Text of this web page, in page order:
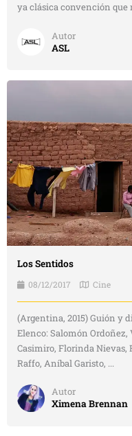
ya clásica convención que
Autor
ASL
Los Sentidos
08/12/2017 Cine
(Argentina, 2015) Guión y
Elenco: Salomón
Casimiro, Florinda Nievas,
Raffo, Aníbal Garisto, ...
Autor
Ximena Brennan